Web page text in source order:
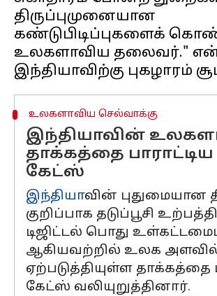
திருப்புமுனையான
கண்டுபிடிப்புகளைக்
உலகளாவிய தலைவர்."
உலகளாவிய செல்வாக்கு
இந்தியாவின்
தாக்கத்தை பாராட்டிய
கேட்ஸ்
இந்தியாவின் புதுமையான
குறிப்பாக தடுப்பூசி
டிஜிட்டல் பொது
ஆகியவற்றில் உலக
ஏற்படுத்தியுள்ள தாக்கத்தை
கேட்ஸ் வலியுறுத்தினார்.